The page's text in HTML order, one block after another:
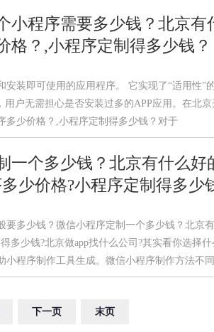
小程序需要多少钱？北京有
格？,小程序定制得多少钱？
安装即可使用的应用程序。 它实现了“适用性”
用户无需担心是否安装过多的APP应用。在北
多少价格？,小程序定制得多少钱？对于
一个多少钱？北京有什么
少价格?小程序定制得多少
要多少钱？微信小程序定制一个多少钱？北京
多少钱?北京做app找什么公司?其实看你选择
小程序制作工具生成。微信小程序制作方法不
下一页 末页